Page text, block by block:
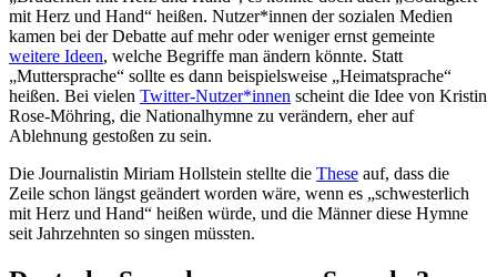
mit Herz und Hand“ heißen. Nutzer*innen der sozialen Medien
kamen bei der Debatte auf mehr oder weniger ernst gemeinte
weitere Ideen, welche Begriffe man ändern könnte. Statt
„Muttersprache“ sollte es dann beispielsweise „Heimatsprache“
heißen. Bei vielen Twitter-Nutzer*innen scheint die Idee von Kristin
Rose-Möhring, die Nationalhymne zu verändern, eher auf
Ablehnung gestoßen zu sein.
Die Journalistin Miriam Hollstein stellte die These auf, dass die
Zeile schon längst geändert worden wäre, wenn es „schwesterlich
mit Herz und Hand“ heißen würde, und die Männer diese Hymne
seit Jahrzehnten so singen müssten.